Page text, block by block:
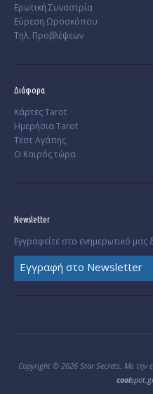
­Ερωτική Συναστρία
­Εύρεση Ωροσκόπου
Τηλ. Προβλέψεων
Διάφορα
Κάρτες Tarot
Ημερήσια Tarot
Τεστ Αγάπης
Ο Καιρός τώρα
Newsletter
Εγγραφείτε στο ενημερωτικό μας
Εγγραφή στο Newsletter
Copyright © 2026 Star Secrets. Με την
cool